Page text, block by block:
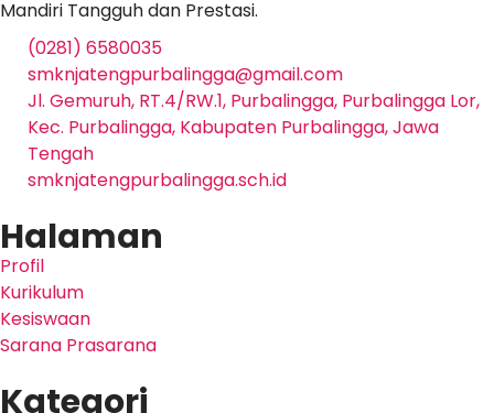
Mandiri Tangguh dan Prestasi.
(0281) 6580035
smknjatengpurbalingga@gmail.com
Jl. Gemuruh, RT.4/RW.1, Purbalingga, Purbalingga Lor,
Kec. Purbalingga, Kabupaten Purbalingga, Jawa
Tengah
smknjatengpurbalingga.sch.id
Halaman
Profil
Kurikulum
Kesiswaan
Sarana Prasarana
Kategori